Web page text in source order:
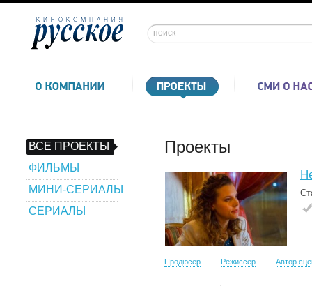
ВСЕ ПРОЕКТЫ
ФИЛЬМЫ
МИНИ-СЕРИАЛЫ
СЕРИАЛЫ
Проекты
Продюсер Режиссер Автор